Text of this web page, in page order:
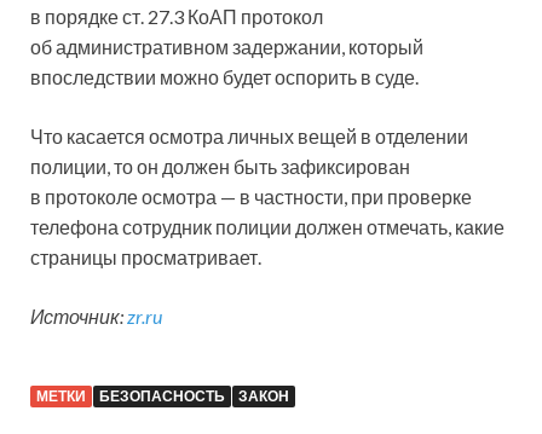
в порядке ст. 27.3 КоАП протокол
об административном задержании, который
впоследствии можно будет оспорить в суде.
Что касается осмотра личных вещей в отделении
полиции, то он должен быть зафиксирован
в протоколе осмотра — в частности, при проверке
телефона сотрудник полиции должен отмечать, какие
страницы просматривает.
Источник:zr.ru
МЕТКИ БЕЗОПАСНОСТЬ ЗАКОН